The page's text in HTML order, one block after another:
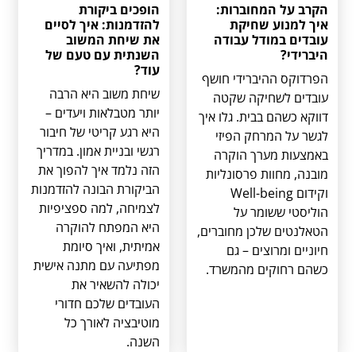
הקרב על המחוברות:
איך למנוע שחיקת
עובדים במודל עבודה
היברידי?
הפרדוקס ההיברידי חושף
עובדים לשחיקה שקטה
דווקא כשהם בבית. גלו איך
לגשר על המרחק הפיזי
באמצעות מערך הוקרה
מובנה, מחוות פרסונליות
וקידום Well-being
הוליסטי ששומר על
הטאלנטים שלכן מחוברים,
חיוניים ומרוצים – גם
כשהם רחוקים מהמשרד.
הופכים ביקורת
להזדמנות: איך לסיים
את שיחת המשוב
השנתית עם טעם של
עוד?
שיחת משוב היא הרבה
יותר מטבלאות ויעדים –
היא רגע קריטי של חיבור
רגשי ובניית אמון. במדריך
הזה נלמד איך להפוך את
הביקורת הבונה להזדמנות
לצמיחה, למה ספציפיות
היא המפתח להוקרה
אמיתית, ואיך סיומת
מפתיעה עם מתנה אישית
יכולה להשאיר את
העובדים שלכם חדורי
מוטיבציה לאורך כל
השנה.